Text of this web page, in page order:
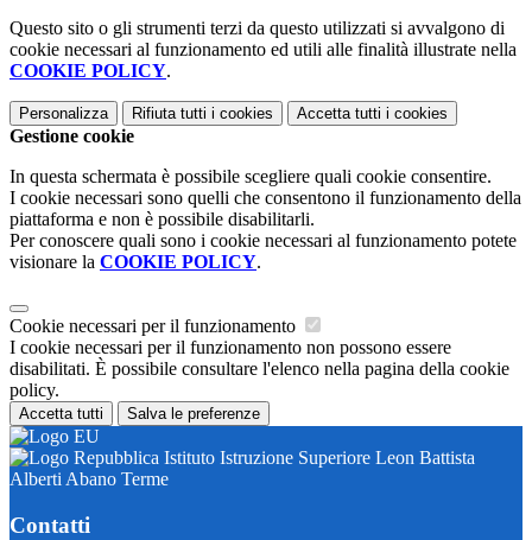
Questo sito o gli strumenti terzi da questo utilizzati si avvalgono di
cookie necessari al funzionamento ed utili alle finalità illustrate nella
COOKIE POLICY.
Personalizza Rifiuta tutti i cookies Accetta tutti i cookies
Gestione cookie
In questa schermata è possibile scegliere quali cookie consentire.
I cookie necessari sono quelli che consentono il funzionamento della
piattaforma e non è possibile disabilitarli.
Per conoscere quali sono i cookie necessari al funzionamento potete
visionare la COOKIE POLICY.
Cookie necessari per il funzionamento
I cookie necessari per il funzionamento non possono essere
disabilitati. È possibile consultare l'elenco nella pagina della cookie
policy.
Accetta tutti Salva le preferenze
Istituto Istruzione Superiore Leon Battista
Alberti Abano Terme
Contatti